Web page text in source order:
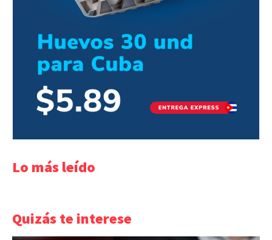
Lo más leído
Quizás te interese